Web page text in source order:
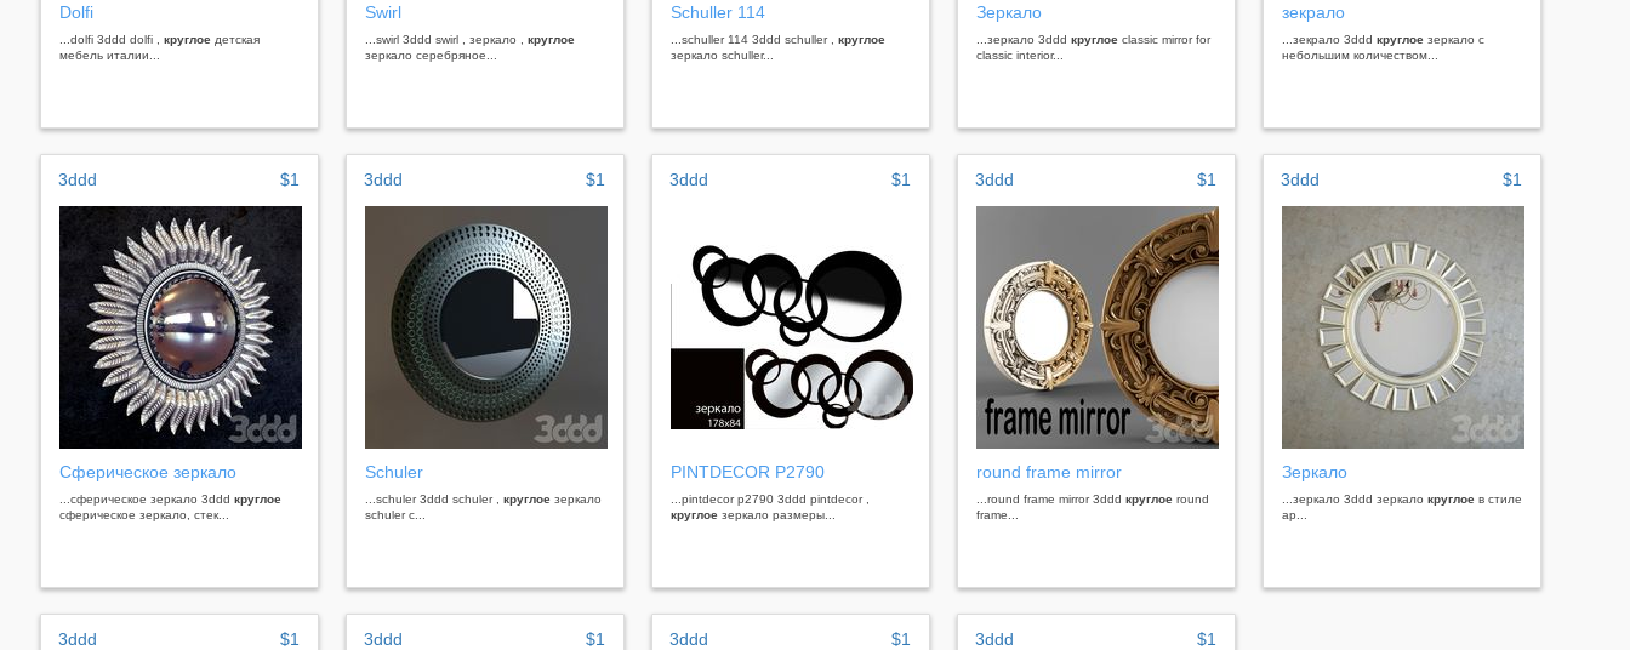
Dolfi
...dolfi 3ddd dolfi , круглое детская
мебель италии...
Swirl
...swirl 3ddd swirl , зеркало , круглое
зеркало серебряное...
Schuller 114
...schuller 114 3ddd schuller , круглое
зеркало schuller...
Зеркало
...зеркало 3ddd круглое classic mirror for
classic interior...
зекрало
...зекрало 3ddd круглое зеркало с
небольшим количеством...
3ddd $1
Сферическое зеркало
...сферическое зеркало 3ddd круглое
сферическое зеркало, стек...
3ddd $1
Schuler
...schuler 3ddd schuler , круглое зеркало
schuler с...
3ddd $1
PINTDECOR P2790
...pintdecor p2790 3ddd pintdecor ,
круглое зеркало размеры...
3ddd $1
round frame mirror
...round frame mirror 3ddd круглое round
frame...
3ddd $1
Зеркало
...зеркало 3ddd зеркало круглое в стиле
ар...
3ddd $1 3ddd $1 3ddd $1 3ddd $1